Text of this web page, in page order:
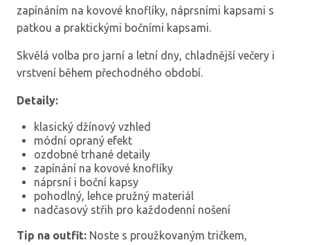
zapínáním na kovové knoflíky, náprsními kapsami s
patkou a praktickými bočními kapsami.
Skvělá volba pro jarní a letní dny, chladnější večery i
vrstvení během přechodného období.
Detaily:
klasický džínový vzhled
módní opraný efekt
ozdobné trhané detaily
zapínání na kovové knoflíky
náprsní i boční kapsy
pohodlný, lehce pružný materiál
nadčasový střih pro každodenní nošení
Tip na outfit: Noste s proužkovaným tričkem,